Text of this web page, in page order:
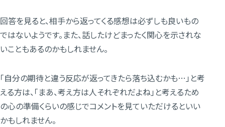
回答を見ると、相手から返ってくる感想は必ずしも良いもの
ではないようです。また、話したけどまったく関心を示されな
いこともあるのかもしれません。
「自分の期待と違う反応が返ってきたら落ち込むかも…」と考
える方は、「まあ、考え方は人それぞれだよね」と考えるため
の心の準備くらいの感じでコメントを見ていただけるといい
かもしれません。